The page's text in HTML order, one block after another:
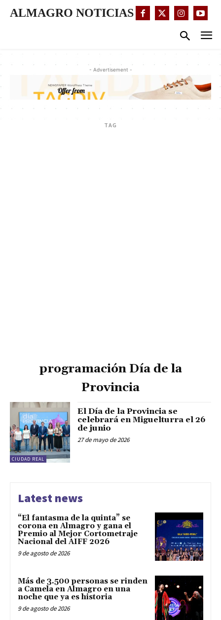
ALMAGRO NOTICIAS
- Advertisement -
TAG
programación Día de la
Provincia
CIUDAD REAL
El Día de la Provincia se
celebrará en Miguelturra el 26
de junio
27 de mayo de 2026
Latest news
“El fantasma de la quinta” se
corona en Almagro y gana el
Premio al Mejor Cortometraje
Nacional del AIFF 2026
9 de agosto de 2026
Más de 3.500 personas se rinden
a Camela en Almagro en una
noche que ya es historia
9 de agosto de 2026